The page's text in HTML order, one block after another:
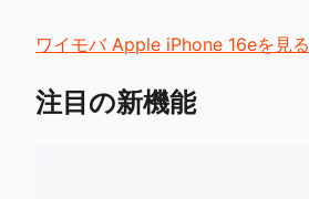
ワイモバ Apple iPhone 16eを見る
注目の新機能